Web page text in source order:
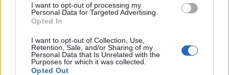
I want to opt-out of processing my
Personal Data for Targeted Advertising.
Opted In
I want to opt-out of Collection, Use,
Retention, Sale, and/or Sharing of my
Personal Data that Is Unrelated with the
Purposes for which it was collected.
Opted Out